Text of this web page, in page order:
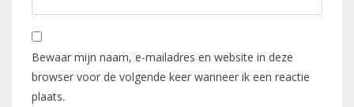
Bewaar mijn naam, e-mailadres en website in deze
browser voor de volgende keer wanneer ik een reactie
plaats.